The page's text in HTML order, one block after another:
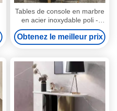
Tables de console en marbre
en acier inoxydable poli -
Vente en gros
Obtenez le meilleur prix